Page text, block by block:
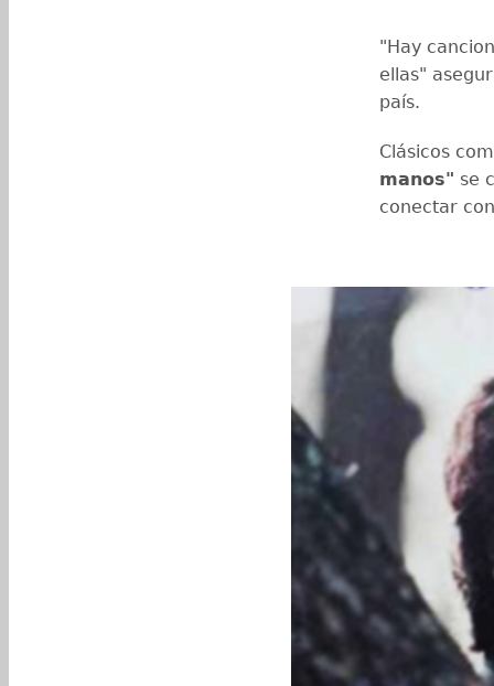
"Hay
ellas"
país.
Clásicos
manos" se
conectar